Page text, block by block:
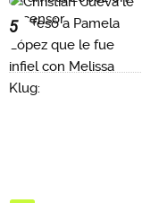
5